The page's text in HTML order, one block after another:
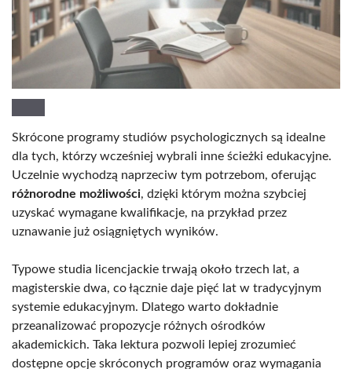
Skrócone programy studiów psychologicznych są idealne
dla tych, którzy wcześniej wybrali inne ścieżki edukacyjne.
Uczelnie wychodzą naprzeciw tym potrzebom, oferując
różnorodne możliwości, dzięki którym można szybciej
uzyskać wymagane kwalifikacje, na przykład przez
uznawanie już osiągniętych wyników.
Typowe studia licencjackie trwają około trzech lat, a
magisterskie dwa, co łącznie daje pięć lat w tradycyjnym
systemie edukacyjnym. Dlatego warto dokładnie
przeanalizować propozycje różnych ośrodków
akademickich. Taka lektura pozwoli lepiej zrozumieć
dostępne opcje skróconych programów oraz wymagania